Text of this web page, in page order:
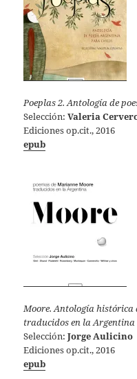
Poeplas 2. Antología de
Selección:Valeria
Ediciones op.cit., 2016
epub
Moore. Antología histórica
traducidos en la Argentina
Selección:Jorge Aulicino
Ediciones op.cit., 2016
epub